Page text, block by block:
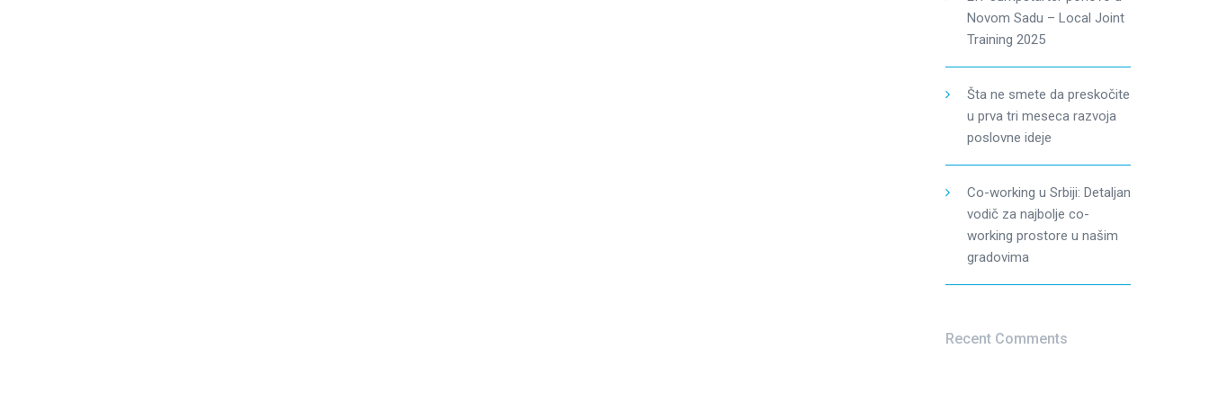
Novom Sadu – Local Joint
Training 2025
Šta ne smete da preskočite
u prva tri meseca razvoja
poslovne ideje
Co-working u Srbiji: Detaljan
vodič za najbolje co-
working prostore u našim
gradovima
Recent Comments